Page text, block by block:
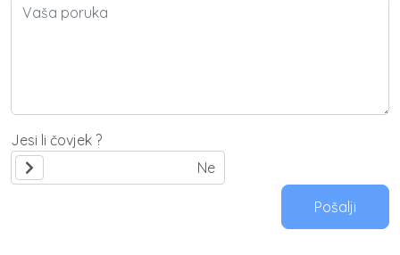
Jesi li čovjek ?
Pošalji